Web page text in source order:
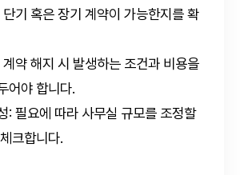
기 혹은 장기 계약이 가능한지를 확
약 해지 시 발생하는 조건과 비용을
어야 합니다.
: 필요에 따라 사무실 규모를 조정할
크합니다.